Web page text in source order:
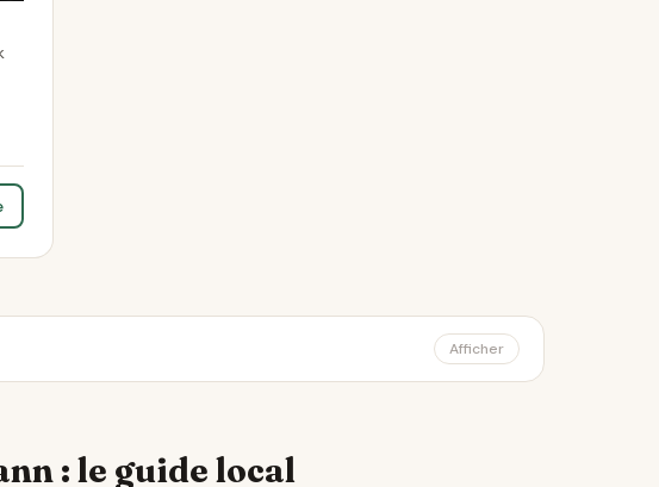
Afficher
: le guide local